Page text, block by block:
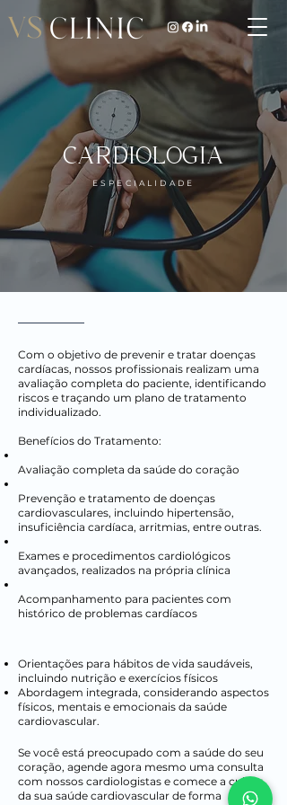
CARDIOLOGIA
ESPECIALIDADE
Com o objetivo de prevenir e tratar doenças
cardíacas, nossos profissionais realizam uma
avaliação completa do paciente, identificando
riscos e traçando um plano de tratamento
individualizado.
Benefícios do Tratamento:
Avaliação completa da saúde do coração
Prevenção e tratamento de doenças
cardiovasculares, incluindo hipertensão,
insuficiência cardíaca, arritmias, entre outras.
Exames e procedimentos cardiológicos
avançados, realizados na própria clínica
Acompanhamento para pacientes com
histórico de problemas cardíacos
Orientações para hábitos de vida saudáveis,
incluindo nutrição e exercícios físicos
Abordagem integrada, considerando aspectos
físicos, mentais e emocionais da saúde
cardiovascular.
Se você está preocupado com a saúde do seu
coração, agende agora mesmo uma consulta
com nossos cardiologistas e comece a cuidar
da sua saúde cardiovascular de forma